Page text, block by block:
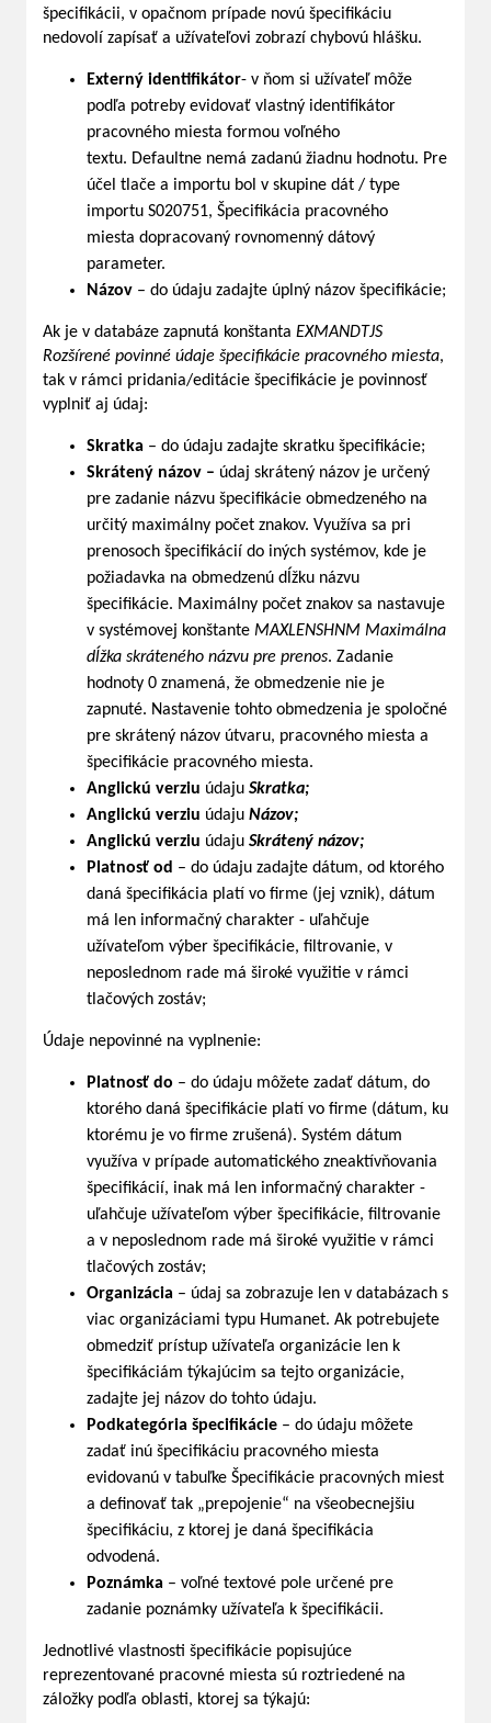
špecifikácii, v opačnom prípade novú špecifikáciu
nedovolí zapísať a užívateľovi zobrazí chybovú hlášku.
Externý identifikátor- v ňom si užívateľ môže
podľa potreby evidovať vlastný identifikátor
pracovného miesta formou voľného
textu. Defaultne nemá zadanú žiadnu hodnotu. Pre
účel tlače a importu bol v skupine dát / type
importu S020751, Špecifikácia pracovného
miesta dopracovaný rovnomenný dátový
parameter.
Názov – do údaju zadajte úplný názov špecifikácie;
Ak je v databáze zapnutá konštanta EXMANDTJS
Rozšírené povinné údaje špecifikácie pracovného miesta,
tak v rámci pridania/editácie špecifikácie je povinnosť
vyplniť aj údaj:
Skratka – do údaju zadajte skratku špecifikácie;
Skrátený názov – údaj skrátený názov je určený
pre zadanie názvu špecifikácie obmedzeného na
určitý maximálny počet znakov. Využíva sa pri
prenosoch špecifikácií do iných systémov, kde je
požiadavka na obmedzenú dĺžku názvu
špecifikácie. Maximálny počet znakov sa nastavuje
v systémovej konštante MAXLENSHNM Maximálna
dĺžka skráteného názvu pre prenos. Zadanie
hodnoty 0 znamená, že obmedzenie nie je
zapnuté. Nastavenie tohto obmedzenia je spoločné
pre skrátený názov útvaru, pracovného miesta a
špecifikácie pracovného miesta.
Anglickú verziu údaju Skratka;
Anglickú verziu údaju Názov;
Anglickú verziu údaju Skrátený názov;
Platnosť od – do údaju zadajte dátum, od ktorého
daná špecifikácia platí vo firme (jej vznik), dátum
má len informačný charakter - uľahčuje
užívateľom výber špecifikácie, filtrovanie, v
neposlednom rade má široké využitie v rámci
tlačových zostáv;
Údaje nepovinné na vyplnenie:
Platnosť do – do údaju môžete zadať dátum, do
ktorého daná špecifikácie platí vo firme (dátum, ku
ktorému je vo firme zrušená). Systém dátum
využíva v prípade automatického zneaktívňovania
špecifikácií, inak má len informačný charakter -
uľahčuje užívateľom výber špecifikácie, filtrovanie
a v neposlednom rade má široké využitie v rámci
tlačových zostáv;
Organizácia – údaj sa zobrazuje len v databázach s
viac organizáciami typu Humanet. Ak potrebujete
obmedziť prístup užívateľa organizácie len k
špecifikáciám týkajúcim sa tejto organizácie,
zadajte jej názov do tohto údaju.
Podkategória špecifikácie – do údaju môžete
zadať inú špecifikáciu pracovného miesta
evidovanú v tabuľke Špecifikácie pracovných miest
a definovať tak „prepojenie“ na všeobecnejšiu
špecifikáciu, z ktorej je daná špecifikácia
odvodená.
Poznámka – voľné textové pole určené pre
zadanie poznámky užívateľa k špecifikácii.
Jednotlivé vlastnosti špecifikácie popisujúce
reprezentované pracovné miesta sú roztriedené na
záložky podľa oblasti, ktorej sa týkajú: